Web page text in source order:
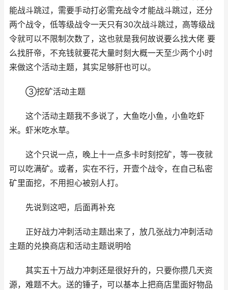
能战斗跳过，需要手动打必需充战令才能战斗跳过，还分
两个战令，低等级战令一天只有30次战斗跳过，高等级战
令就可以不限制次数了，这也就是我何故说要么找大佬 要
么找肝帝，不充钱就要花大量时刻大概一天至少两个小时
来做这个活动主题，其实足够肝也可以。
③挖矿活动主题
这个活动主题我不多说了，大鱼吃小鱼，小鱼吃虾
米。虾米吃水草。
这个只说一点，晚上十一点多卡时刻挖矿，等一夜就
可以吃满矿。或者，实在不行，开壹个战令，在自己私密
矿里面挖，不用担心被别人打。
先说到这吧，后面再补充
正好战力冲刺活动主题出来了，放几张战力冲刺活动
主题的兑换商店和活动主题说明哈
其实五十万战力冲刺还是很好升的，只要你攒几天资
源，难题不大。送的锤子，可以基本上把商店里面好物品